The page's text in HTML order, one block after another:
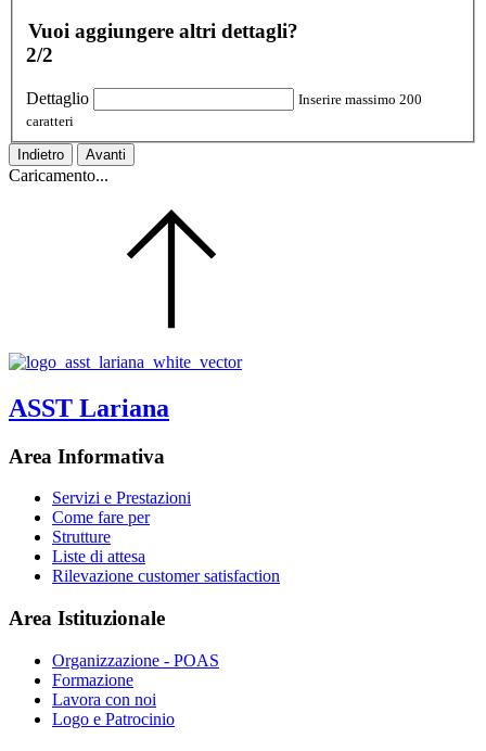
Vuoi aggiungere altri dettagli?
2/2
Dettaglio
Inserire massimo 200
caratteri
Indietro Avanti
Caricamento...
ASST Lariana
Area Informativa
Servizi e Prestazioni
Come fare per
Strutture
Liste di attesa
Rilevazione customer satisfaction
Area Istituzionale
Organizzazione - POAS
Formazione
Lavora con noi
Logo e Patrocinio